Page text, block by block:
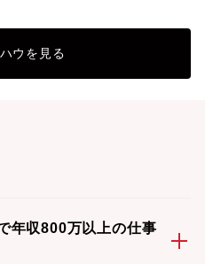
ウを見る
年収800万以上の仕事